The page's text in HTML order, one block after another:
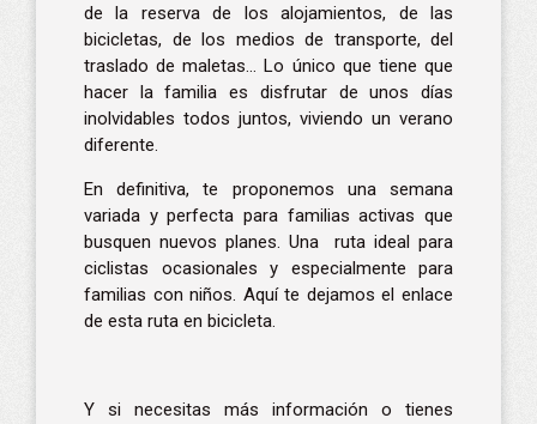
de la reserva de los alojamientos, de las
bicicletas, de los medios de transporte, del
traslado de maletas… Lo único que tiene que
hacer la familia es disfrutar de unos días
inolvidables todos juntos, viviendo un verano
diferente.
En definitiva, te proponemos una semana
variada y perfecta para familias activas que
busquen nuevos planes. Una ruta ideal para
ciclistas ocasionales y especialmente para
familias con niños. Aquí te dejamos el enlace
de esta ruta en bicicleta.
Y si necesitas más información o tienes